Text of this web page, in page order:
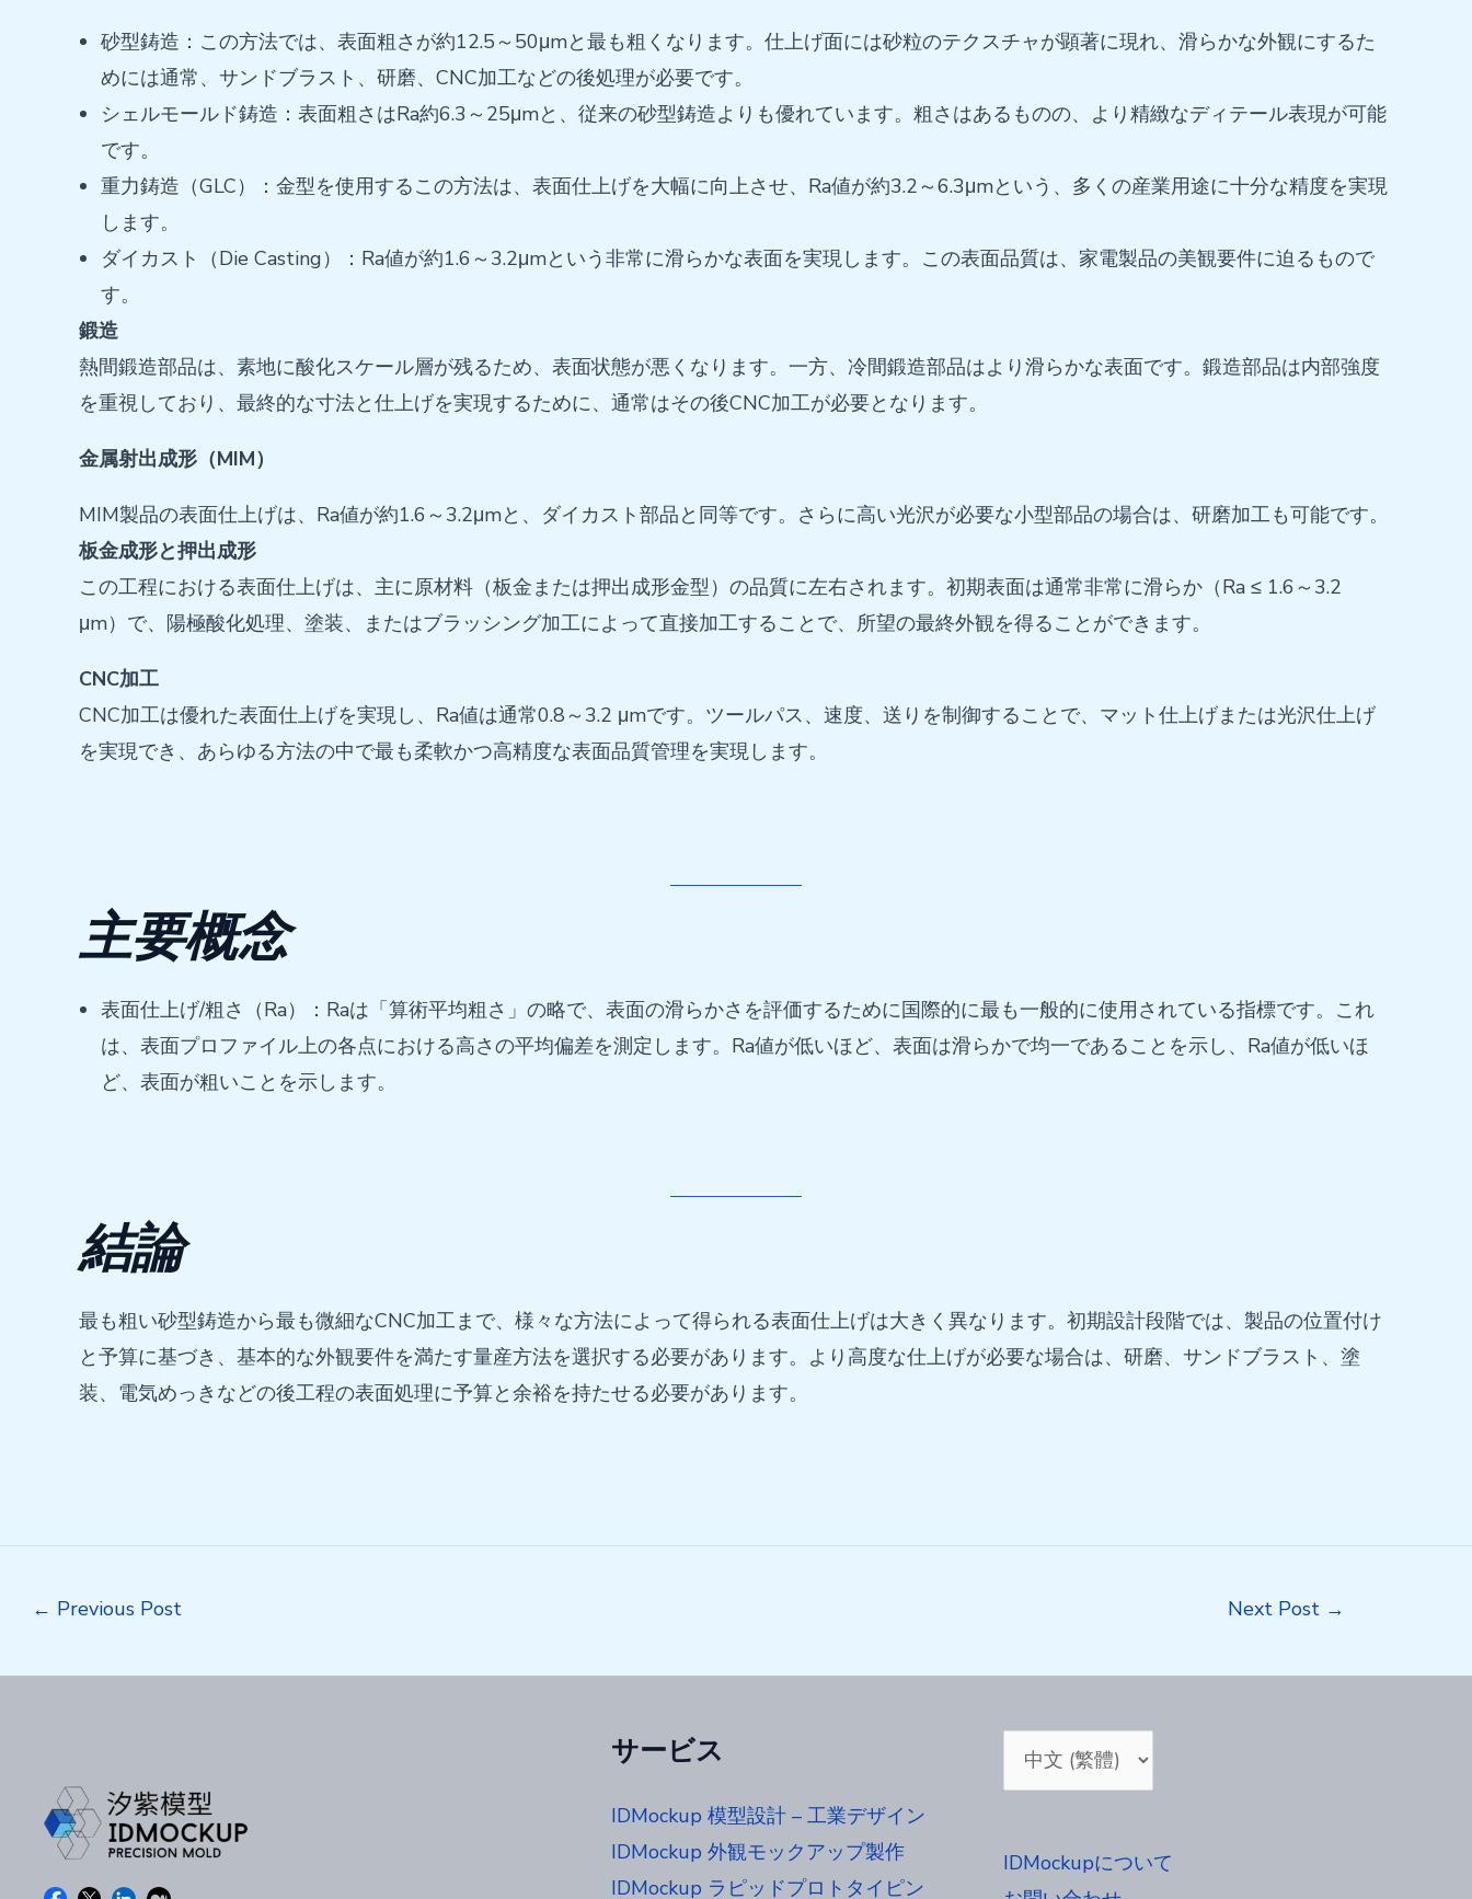
砂型鋳造：この方法では、表面粗さが約12.5～50μmと最も粗くなります。仕上げ面には砂粒のテクスチャが顕著に現れ、滑らかな外観にするた
めには通常、サンドブラスト、研磨、CNC加工などの後処理が必要です。
シェルモールド鋳造：表面粗さはRa約6.3～25μmと、従来の砂型鋳造よりも優れています。粗さはあるものの、より精緻なディテール表現が可能
です。
重力鋳造（GLC）：金型を使用するこの方法は、表面仕上げを大幅に向上させ、Ra値が約3.2～6.3μmという、多くの産業用途に十分な精度を実現
します。
ダイカスト（Die Casting）：Ra値が約1.6～3.2μmという非常に滑らかな表面を実現します。この表面品質は、家電製品の美観要件に迫るもので
す。
鍛造
熱間鍛造部品は、素地に酸化スケール層が残るため、表面状態が悪くなります。一方、冷間鍛造部品はより滑らかな表面です。鍛造部品は内部強度
を重視しており、最終的な寸法と仕上げを実現するために、通常はその後CNC加工が必要となります。
金属射出成形（MIM）
MIM製品の表面仕上げは、Ra値が約1.6～3.2μmと、ダイカスト部品と同等です。さらに高い光沢が必要な小型部品の場合は、研磨加工も可能です。
板金成形と押出成形
この工程における表面仕上げは、主に原材料（板金または押出成形金型）の品質に左右されます。初期表面は通常非常に滑らか（Ra ≤ 1.6～3.2
μm）で、陽極酸化処理、塗装、またはブラッシング加工によって直接加工することで、所望の最終外観を得ることができます。
CNC加工
CNC加工は優れた表面仕上げを実現し、Ra値は通常0.8～3.2 μmです。ツールパス、速度、送りを制御することで、マット仕上げまたは光沢仕上げ
を実現でき、あらゆる方法の中で最も柔軟かつ高精度な表面品質管理を実現します。
主要概念
表面仕上げ/粗さ（Ra）：Raは「算術平均粗さ」の略で、表面の滑らかさを評価するために国際的に最も一般的に使用されている指標です。これ
は、表面プロファイル上の各点における高さの平均偏差を測定します。Ra値が低いほど、表面は滑らかで均一であることを示し、Ra値が低いほ
ど、表面が粗いことを示します。
結論
最も粗い砂型鋳造から最も微細なCNC加工まで、様々な方法によって得られる表面仕上げは大きく異なります。初期設計段階では、製品の位置付け
と予算に基づき、基本的な外観要件を満たす量産方法を選択する必要があります。より高度な仕上げが必要な場合は、研磨、サンドブラスト、塗
装、電気めっきなどの後工程の表面処理に予算と余裕を持たせる必要があります。
← Previous Post Next Post →
サービス
IDMockup 模型設計 – 工業デザイン
IDMockup 外観モックアップ製作
IDMockup ラピッドプロトタイピン
Choose
IDMockupについて